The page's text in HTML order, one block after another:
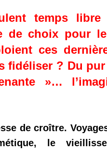
temps
de choix pour
ces
fidéliser ? Du
»…
de croître.
le